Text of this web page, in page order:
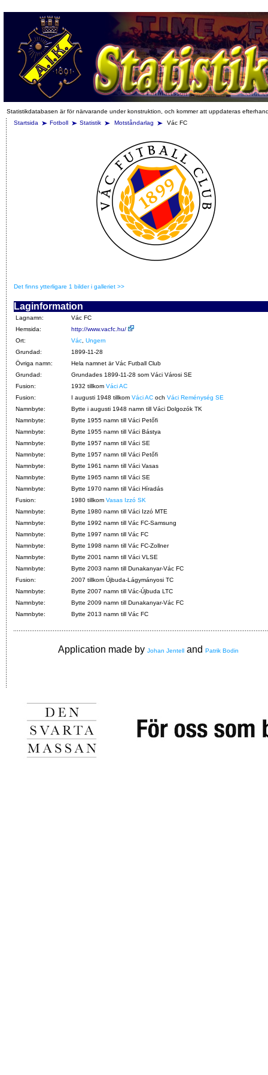
Statistikdatabasen är för närvarande under konstruktion, och kommer att uppdateras
Startsida
Fotboll Statistik Motståndarlag Vác FC
Det finns ytterligare 1 bilder i galleriet >>
Laginformation
Lagnamn:
Vác FC
Hemsida:
http://www.vacfc.hu/
Ort:
Vác Ungern
Grundad:
1899-11-28
Övriga namn:
Hela namnet är Vác Futball Club
Grundad:
Grundades 1899-11-28 som Váci Városi SE
Fusion:
1932 tillkom Váci AC
Fusion:
I augusti 1948 tillkom Váci AC och Váci Reménység SE
Namnbyte:
Bytte i augusti 1948 namn till Váci Dolgozók TK
Namnbyte:
Bytte 1955 namn till Váci Petőfi
Namnbyte:
Bytte 1955 namn till Váci Bástya
Namnbyte:
Bytte 1957 namn till Váci SE
Namnbyte:
Bytte 1957 namn till Váci Petőfi
Namnbyte:
Bytte 1961 namn till Váci Vasas
Namnbyte:
Bytte 1965 namn till Váci SE
Namnbyte:
Bytte 1970 namn till Váci Híradás
Fusion:
1980 tillkom Vasas Izzó SK
Namnbyte:
Bytte 1980 namn till Váci Izzó MTE
Namnbyte:
Bytte 1992 namn till Vác FC-Samsung
Namnbyte:
Bytte 1997 namn till Vác FC
Namnbyte:
Bytte 1998 namn till Vác FC-Zollner
Namnbyte:
Bytte 2001 namn till Váci VLSE
Namnbyte:
Bytte 2003 namn till Dunakanyar-Vác FC
Fusion:
2007 tillkom Újbuda-Lágymányosi TC
Namnbyte:
Bytte 2007 namn till Vác-Újbuda LTC
Namnbyte:
Bytte 2009 namn till Dunakanyar-Vác FC
Namnbyte:
Bytte 2013 namn till Vác FC
Application made by Johan Jentell and Patrik Bodin